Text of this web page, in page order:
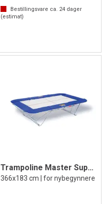
Bestillingsvare ca. 24dager
(estimat)
Trampoline Master Super Spesial
366x183 cm | for nybegynnere